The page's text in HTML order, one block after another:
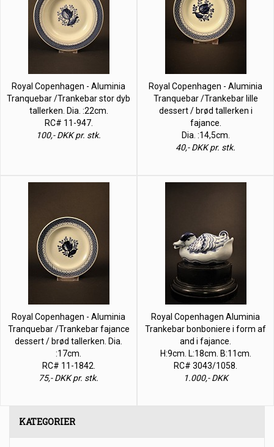
Royal Copenhagen - Aluminia
Tranquebar /Trankebar stor dyb
tallerken. Dia. :22cm.
RC# 11-947.
100,- DKK pr. stk.
Royal Copenhagen - Aluminia
Tranquebar /Trankebar lille
dessert / brød tallerken i
fajance.
Dia. :14,5cm.
40,- DKK pr. stk.
Royal Copenhagen - Aluminia
Tranquebar /Trankebar fajance
dessert / brød tallerken. Dia.
:17cm.
RC# 11-1842.
75,- DKK pr. stk.
Royal Copenhagen Aluminia
Trankebar bonboniere i form af
and i fajance.
H:9cm. L:18cm. B:11cm.
RC# 3043/1058.
1.000,- DKK
KATEGORIER